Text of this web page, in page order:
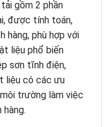
gồm 2 phần
được tính toán,
hàng, phù hợp với
liệu phổ biến
sơn tĩnh điện,
liệu có các ưu
trường làm việc
hàng.